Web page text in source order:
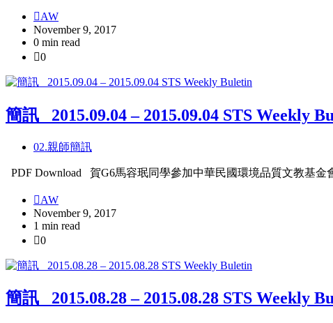
AW
November 9, 2017
0 min read
0
簡訊_ 2015.09.04 – 2015.09.04 STS Weekly
02.親師簡訊
PDF Download 賀G6馬容珉同學參加中華民國環境品質文教基
AW
November 9, 2017
1 min read
0
簡訊_ 2015.08.28 – 2015.08.28 STS Weekly